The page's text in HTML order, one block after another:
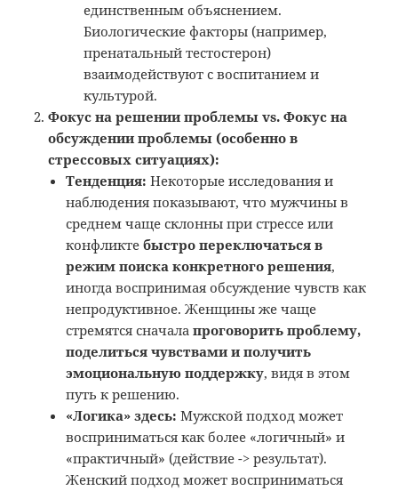
единственным объяснением.
Биологические факторы (например,
пренатальный тестостерон)
взаимодействуют с воспитанием и
культурой.
Фокус на решении проблемы vs. Фокус на
обсуждении проблемы (особенно в
стрессовых ситуациях):
Тенденция: Некоторые исследования и
наблюдения показывают, что мужчины в
среднем чаще склонны при стрессе или
конфликтебыстро переключаться в
режим поиска конкретного решения,
иногда воспринимая обсуждение чувств как
непродуктивное. Женщины же чаще
стремятся сначалапроговорить проблему,
поделиться чувствами и получить
эмоциональную поддержку, видя в этом
путь к решению.
«Логика» здесь: Мужской подход может
восприниматься как более «логичный» и
«практичный» (действие -> результат).
Женский подход может восприниматься